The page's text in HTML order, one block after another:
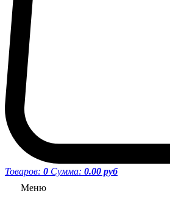
Товаров: 0 Сумма: 0.00 руб
Меню